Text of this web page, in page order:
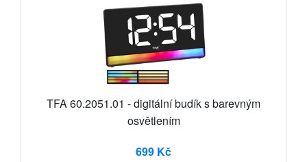
TFA 60.2051.01 - digitální budík s barevným
osvětlením
699 Kč